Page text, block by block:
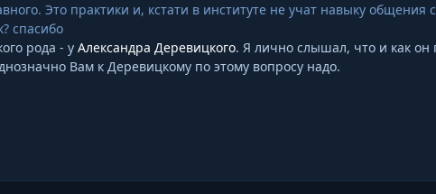
Это практики и, кстати в институте не учат навыку
спасибо
рода - у Александра Деревицкого. Я лично слышал, что и как он
Вам к Деревицкому по этому вопросу надо.